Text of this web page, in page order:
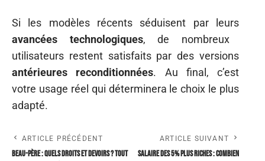
Si les modèles récents séduisent par leurs
avancées
technologiques, de nombreux
utilisateurs restent satisfaits par des versions
antérieures reconditionnées. Au final, c’est
votre usage réel qui déterminera le choix le plus
adapté.
ARTICLE PRÉCÉDENT
Beau-père : quels droits et devoirs ? Tout
ARTICLE SUIVANT
Salaire des 5% plus riches : Combien